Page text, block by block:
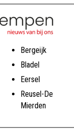
Bergeijk
Bladel
Eersel
Reusel-De
Mierden